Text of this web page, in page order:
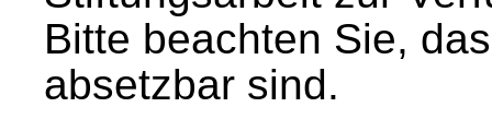
Bitte beachten Sie,
absetzbar sind.